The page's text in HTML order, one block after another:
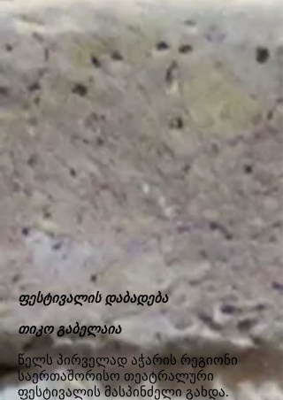
ფესტივალის დაბადება
თიკო გაბელაია
წელს პირველად აჭარის რეგიონი
საერთაშორისო თეატრალური
ფესტივალის მასპინძელი გახდა.